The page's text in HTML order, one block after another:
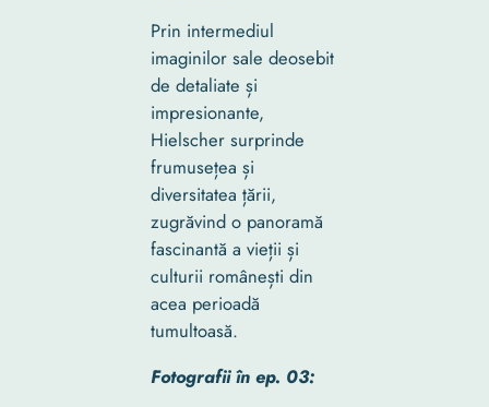
Prin intermediul
imaginilor sale deosebit
de detaliate și
impresionante,
Hielscher surprinde
frumusețea și
diversitatea țării,
zugrăvind o panoramă
fascinantă a vieții și
culturii românești din
acea perioadă
tumultoasă.
Fotografii în ep. 03: